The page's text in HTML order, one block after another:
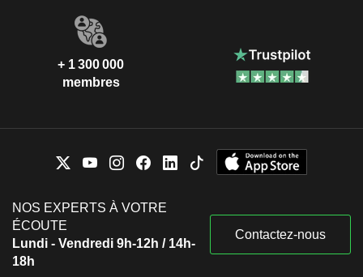
+ 1 300 000
membres
NOS EXPERTS À VOTRE
ÉCOUTE
Lundi - Vendredi 9h-12h / 14h-
18h
Contactez-nous